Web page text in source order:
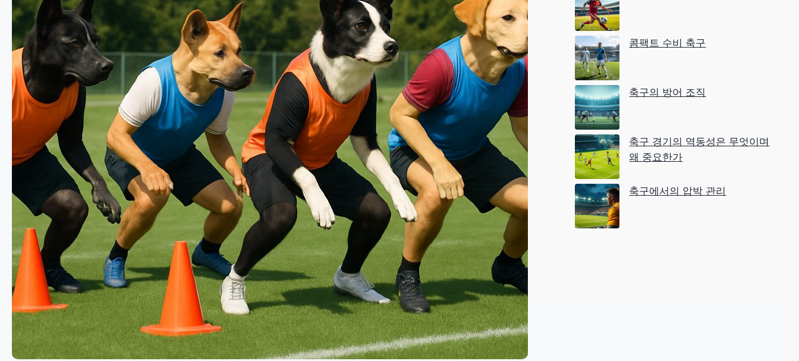
콤팩트 수비 축구
축구의 방어 조직
축구 경기의 역동성은 무엇이며
왜 중요한가
축구에서의 압박 관리